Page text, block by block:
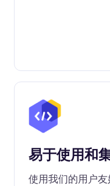
易于使用和
使用我们的用户